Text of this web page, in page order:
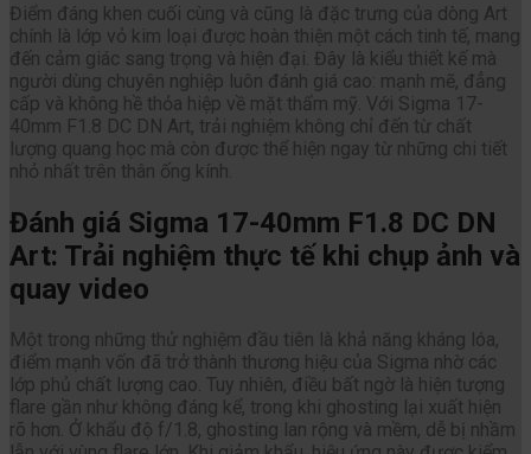
Điểm đáng khen cuối cùng và cũng là đặc trưng của dòng Art
chính là lớp vỏ kim loại được hoàn thiện một cách tinh tế, mang
đến cảm giác sang trọng và hiện đại. Đây là kiểu thiết kế mà
người dùng chuyên nghiệp luôn đánh giá cao: mạnh mẽ, đẳng
cấp và không hề thỏa hiệp về mặt thẩm mỹ. Với Sigma 17-
40mm F1.8 DC DN Art, trải nghiệm không chỉ đến từ chất
lượng quang học mà còn được thể hiện ngay từ những chi tiết
nhỏ nhất trên thân ống kính.
Đánh giá Sigma 17-40mm F1.8 DC DN
Art: Trải nghiệm thực tế khi chụp ảnh và
quay video
Một trong những thử nghiệm đầu tiên là khả năng kháng lóa,
điểm mạnh vốn đã trở thành thương hiệu của Sigma nhờ các
lớp phủ chất lượng cao. Tuy nhiên, điều bất ngờ là hiện tượng
flare gần như không đáng kể, trong khi ghosting lại xuất hiện
rõ hơn. Ở khẩu độ f/1.8, ghosting lan rộng và mềm, dễ bị nhầm